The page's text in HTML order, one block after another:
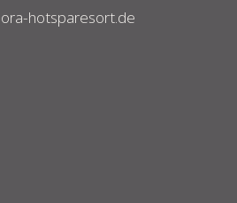
hotsparesort.de